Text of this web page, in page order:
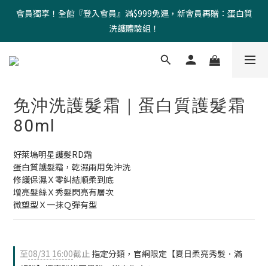
會員獨享！全館『登入會員』滿$999免運，新會員再贈：蛋白質
洗護體驗組！
免沖洗護髮霜｜蛋白質護髮霜
80ml
好萊塢明星護髮RD霜
蛋白質護髮霜，乾濕兩用免沖洗
修護保濕Ｘ零糾結順柔到底
增亮髮絲Ｘ秀髮閃亮有層次
微塑型Ｘ一抹Ｑ彈有型
至08/31 16:00截止 指定分類，官網限定【夏日柔亮秀髮．滿